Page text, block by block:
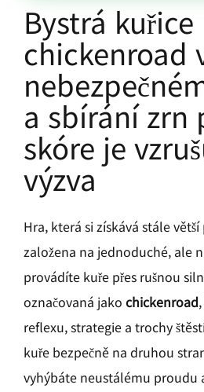
Bystrá kuřice
chickenroad
a sbírání zrn
skóre je
výzva
Hra, která si získává stále
založena na jednoduché, ale
provádíte kuře přes rušnou
označovaná jako chickenroad
reflexu, strategie a trochy
kuře bezpečně na druhou
vyhýbáte neustálému proudu